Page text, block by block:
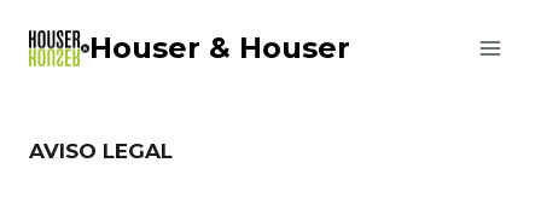
Houser & Houser
AVISO LEGAL